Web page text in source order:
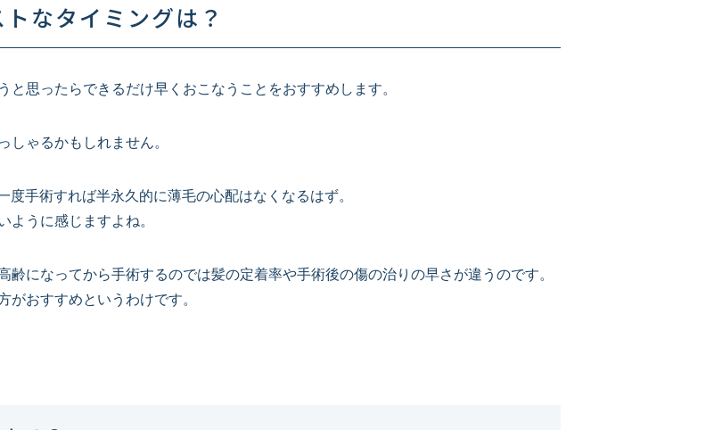
なタイミングは？
思ったらできるだけ早くおこなうことをおすすめします。
ゃるかもしれません。
手術すれば半永久的に薄毛の心配はなくなるはず。
うに感じますよね。
になってから手術するのでは髪の定着率や手術後の傷の治りの早さが違うのです。
おすすめというわけです。